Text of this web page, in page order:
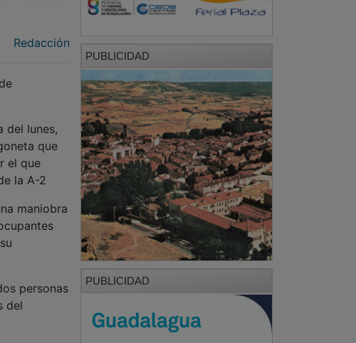
Redacción
del lunes,
que
el que
la A-2
maniobra
personas
del
PUBLICIDAD
PUBLICIDAD